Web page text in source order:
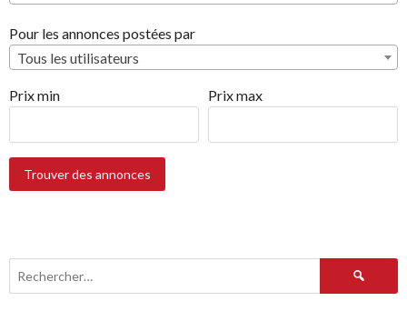
Pour les annonces postées par
Tous les utilisateurs
Prix min Prix max
Rechercher :